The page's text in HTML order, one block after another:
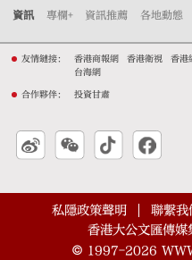
資訊 專欄+ 資訊推薦 各地動態
友情鏈接： 香港商報網 香港衛視 香港
台海網
合作夥伴： 投資甘肅
私隱政策聲明 聯繫我
香港大公文匯傳
© 1997-2026